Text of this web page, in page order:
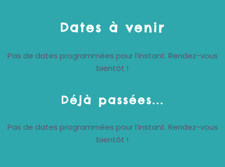
Dates à venir
Pas de dates programmées pour l’instant. Rendez-vous
bientôt !
Déjà passées...
Pas de dates programmées pour l’instant. Rendez-vous
bientôt !